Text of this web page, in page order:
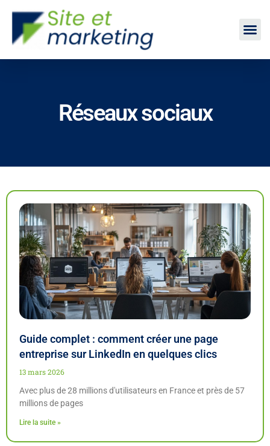
Réseaux sociaux
Guide complet : comment créer une page
entreprise sur LinkedIn en quelques clics
13 mars 2026
Avec plus de 28 millions d'utilisateurs en France et près de 57
millions de pages
Lire la suite »